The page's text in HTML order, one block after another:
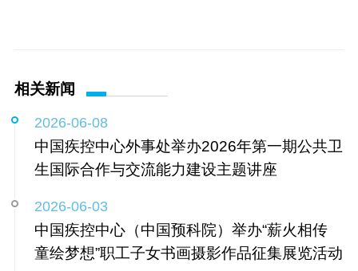
相关新闻
2026-06-08
中国疾控中心外事处举办2026年第一期公共卫
生国际合作与交流能力建设主题讲座
2026-06-03
中国疾控中心（中国预科院）举办“薪火相传
童绘梦想”职工子女书画摄影作品征集展览活动